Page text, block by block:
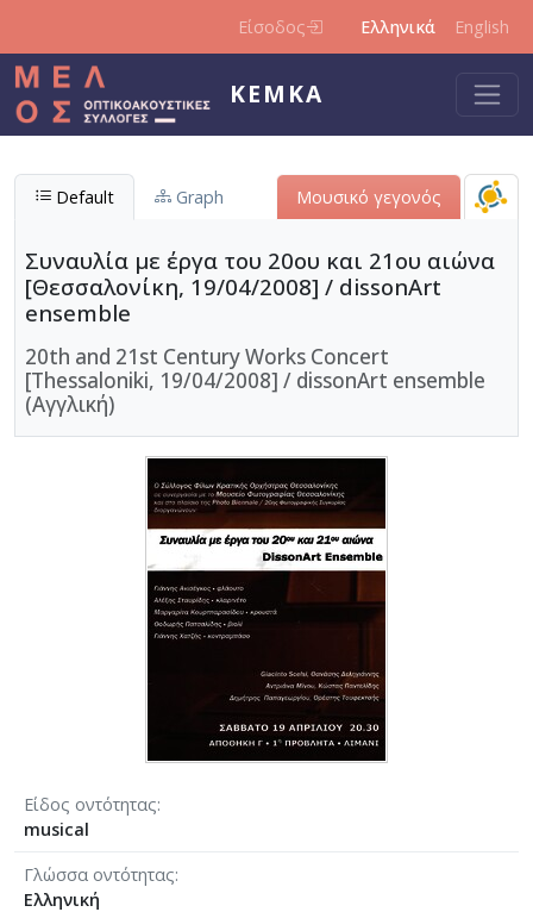
Είσοδος Ελληνικά English
ΚΕΜΚΑ
Default Graph Μουσικό γεγονός
Συναυλία με έργα του 20ου και 21ου αιώνα
[Θεσσαλονίκη, 19/04/2008] / dissonArt
ensemble
20th and 21st Century Works Concert
[Thessaloniki, 19/04/2008] / dissonArt ensemble
(Αγγλική)
Είδος οντότητας
musical
Γλώσσα οντότητας
Ελληνική